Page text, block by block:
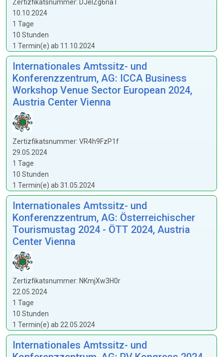
Zertizfikatsnummer: DJeIZg6naT
10.10.2024
1 Tage
10 Stunden
1 Termin(e) ab 11.10.2024
Internationales Amtssitz- und
Konferenzzentrum, AG: ICCA Business
Workshop Venue Sector European 2024,
Austria Center Vienna
Zertizfikatsnummer: VR4h9FzP1f
29.05.2024
1 Tage
10 Stunden
1 Termin(e) ab 31.05.2024
Internationales Amtssitz- und
Konferenzzentrum, AG: Österreichischer
Tourismustag 2024 - ÖTT 2024, Austria
Center Vienna
Zertizfikatsnummer: NKmjXw3H0r
22.05.2024
1 Tage
10 Stunden
1 Termin(e) ab 22.05.2024
Internationales Amtssitz- und